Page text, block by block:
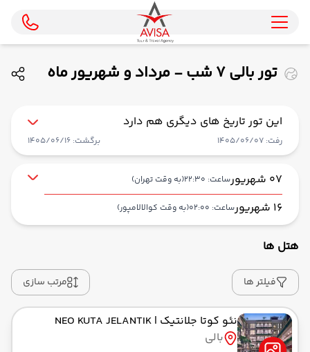
تور بالی 7 شب - مرداد و شهریور ماه
این تور تاریخ های دیگری هم دارد
رفت: 1405/06/07 برگشت: 1405/06/16
07 شهریور ساعت: 22:30 (به وقت تهران)
16 شهریور ساعت: 02:00 (به وقت کوالالامپور)
حرکت از مبدا: 22:30
به فرودگاه بین‌المللی کوالالامپور KUL
رسیدن به مقصد : 11:00
هتل ها
فیلتر ها مرتب سازی
نئو کوتا جلانتیک | NEO KUTA JELANTIK
بالی